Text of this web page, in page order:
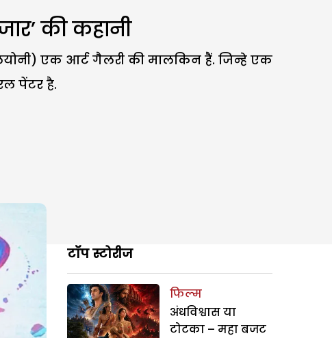
की कहानी
एक आर्ट गैलरी की मालकिन हैं. जिन्हे एक
पेंटर है.
टॉप स्टोरीज
फिल्म
अंधविश्वास या
टोटका – महा बजट